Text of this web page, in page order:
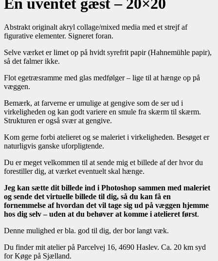
Abstrakt originalt akryl collage/mixed media med et strejf af
figurative elementer. Signeret foran.
Selve værket er limet op på hvidt syrefrit papir (Hahnemühle papir),
så det falmer ikke.
Flot egetræsramme med glas medfølger – lige til at hænge op på
væggen.
Bemærk, at farverne er umulige at gengive som de ser ud i
virkeligheden og kan godt variere en smule fra skærm til skærm.
Strukturen er også svær at gengive.
Kom gerne forbi atelieret og se maleriet i virkeligheden. Besøget er
naturligvis ganske uforpligtende.
Du er meget velkommen til at sende mig et billede af der hvor du
forestiller dig, at værket eventuelt skal hænge.
Jeg kan sætte dit billede ind i Photoshop sammen med maleriet
og sende det virtuelle billede til dig, så du kan få en
fornemmelse af hvordan det vil tage sig ud på væggen hjemme
hos dig selv – uden at du behøver at komme i atelieret først.
Denne mulighed er bla. god til dig, der bor langt væk.
Du finder mit atelier på Parcelvej 16, 4690 Haslev. Ca. 20 km syd
for Køge på Sjælland.